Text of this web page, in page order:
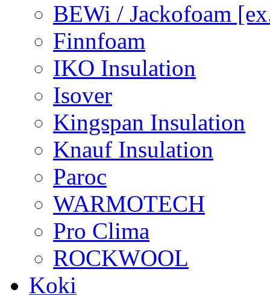
BEWi / Jackofoam
Finnfoam
IKO Insulation
Isover
Kingspan Insulation
Knauf Insulation
Paroc
WARMOTECH
Pro Clima
ROCKWOOL
Koki